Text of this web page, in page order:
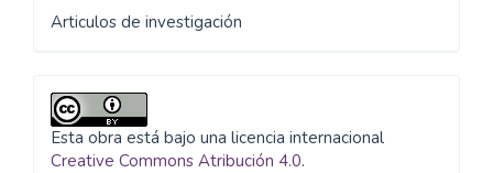
Articulos de investigación
Esta obra está bajo una licencia internacional
Creative Commons Atribución 4.0.